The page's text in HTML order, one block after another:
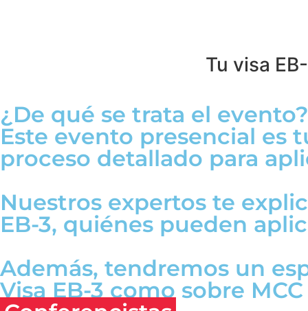
Tu visa
¿De qué se trata el evento?
Este evento presencial es
proceso detallado para
Nuestros expertos te
EB-3, quiénes pueden
Además, tendremos un
Visa EB-3 como sobre MCC